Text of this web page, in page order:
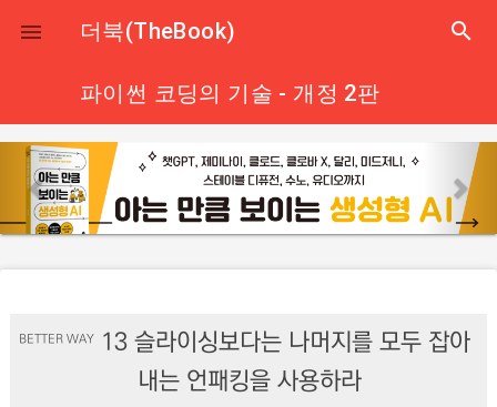
close
 더북(TheBook) search
파이썬 코딩의 기술 - 개정 2판
p
r
e
u
e
x
BETTER WAY 13슬라이싱보다는 나머지를 모두 잡아
내는 언패킹을 사용하라